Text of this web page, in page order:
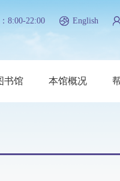
8:00-22:00 English
书馆 本馆概况